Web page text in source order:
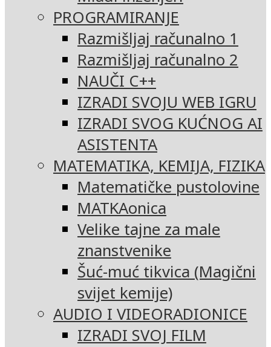
PROGRAMIRANJE
Razmišljaj računalno 1
Razmišljaj računalno 2
NAUČI C++
IZRADI SVOJU WEB IGRU
IZRADI SVOG KUĆNOG AI
ASISTENTA
MATEMATIKA, KEMIJA, FIZIKA
Matematičke pustolovine
MATKAonica
Velike tajne za male
znanstvenike
Šuć-muć tikvica (Magični
svijet kemije)
AUDIO I VIDEORADIONICE
IZRADI SVOJ FILM